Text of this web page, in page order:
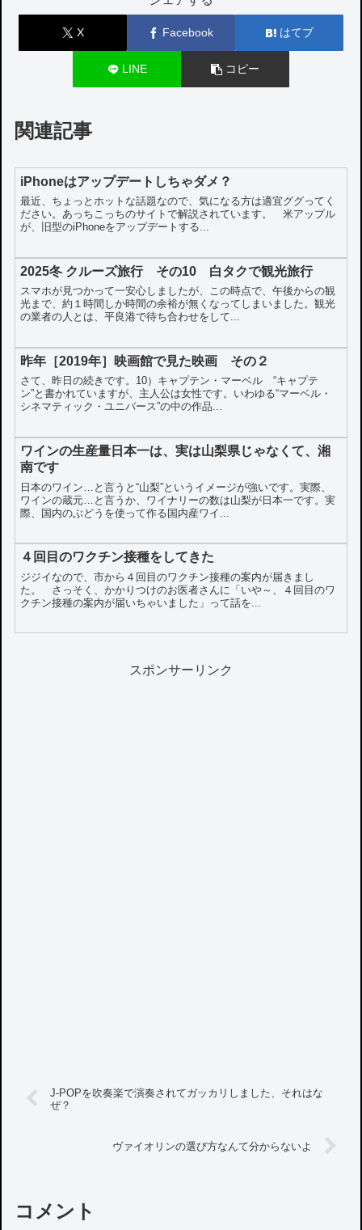
X Facebook はてブ
LINE コピー
関連記事
iPhoneはアップデートしちゃダメ？
最近、ちょっとホットな話題なので、気になる方は適宜ググってく
ださい。あっちこっちのサイトで解説されています。 米アップル
が、旧型のiPhoneをアップデートする...
2025冬 クルーズ旅行 その10 白タクで観光旅行
スマホが見つかって一安心しましたが、この時点で、午後からの観
光まで、約１時間しか時間の余裕が無くなってしまいました。観光
の業者の人とは、平良港で待ち合わせをして...
昨年［2019年］映画館で見た映画 その２
さて、昨日の続きです。10）キャプテン・マーベル “キャプテ
ン”と書かれていますが、主人公は女性です。いわゆる“マーベル・
シネマティック・ユニバース”の中の作品...
ワインの生産量日本一は、実は山梨県じゃなくて、湘
南です
日本のワイン…と言うと“山梨”というイメージが強いです。実際、
ワインの蔵元…と言うか、ワイナリーの数は山梨が日本一です。実
際、国内のぶどうを使って作る国内産ワイ...
４回目のワクチン接種をしてきた
ジジイなので、市から４回目のワクチン接種の案内が届きまし
た。 さっそく、かかりつけのお医者さんに「いや～、４回目のワ
クチン接種の案内が届いちゃいました」って話を...
スポンサーリンク
J-POPを吹奏楽で演奏されてガッカリしました、それはな
ぜ？
ヴァイオリンの選び方なんて分からないよ
コメント